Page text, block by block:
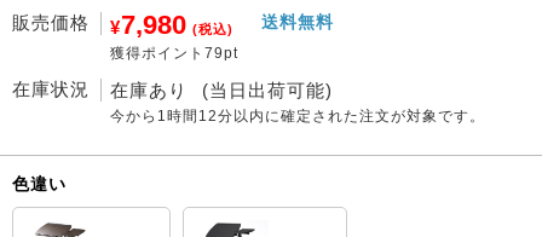
販売価格
¥7,980 (税込)
獲得ポイント79pt
送料無料
在庫状況 在庫あり (当日出荷可能)
今から 1時間12分 以内に確定された注文が対象です。
色違い